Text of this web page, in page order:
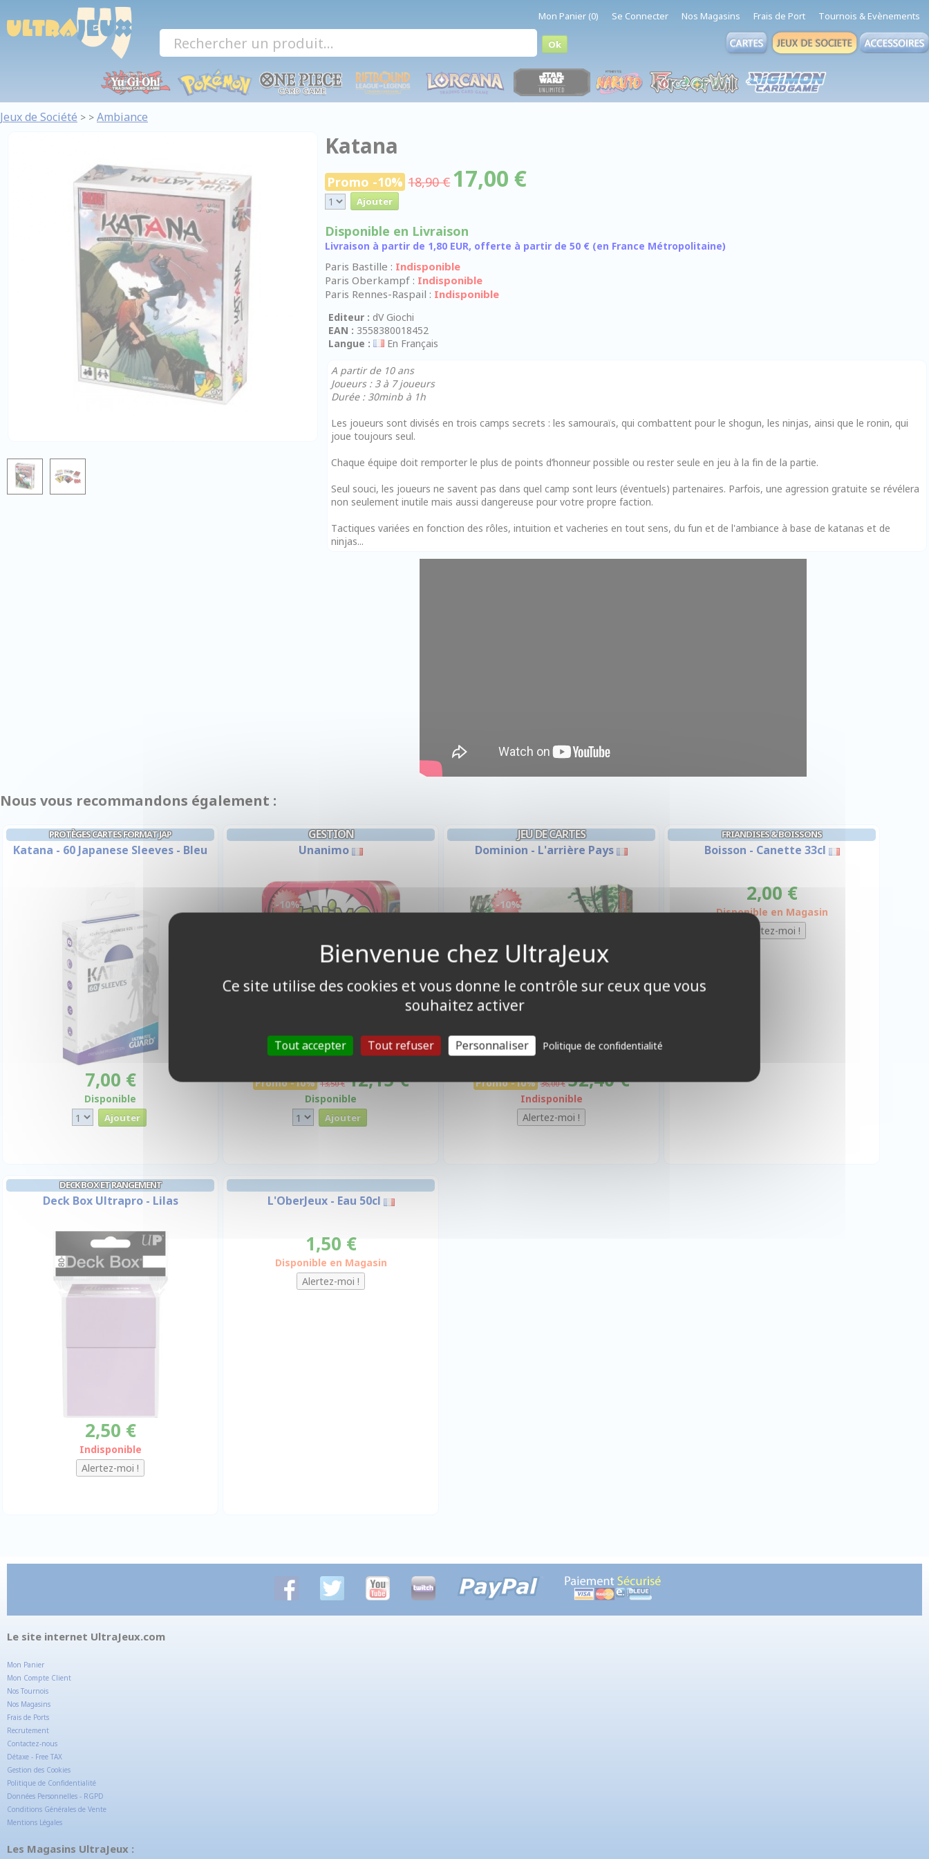
Mon Panier (0) Se Connecter Nos Magasins Frais de Port Tournois & Evènements
Jeux de Société > > Ambiance
Katana
Promo -10% 18,90 € 17,00 €
Disponible en Livraison
Livraison à partir de 1,80 EUR, offerte à partir de 50 € (en France Métropolitaine)
Paris Bastille : Indisponible
Paris Oberkampf : Indisponible
Paris Rennes-Raspail : Indisponible
Editeur : dV Giochi
EAN : 3558380018452
Langue :
En Français
A partir de 10 ans
Joueurs : 3 à 7 joueurs
Durée : 30minb à 1h
Les joueurs sont divisés en trois camps secrets : les samouraïs, qui combattent pour le shogun, les ninjas, ainsi que le ronin, qui
joue toujours seul.
Chaque équipe doit remporter le plus de points d’honneur possible ou rester seule en jeu à la fin de la partie.
Seul souci, les joueurs ne savent pas dans quel camp sont leurs (éventuels) partenaires. Parfois, une agression gratuite se révélera
non seulement inutile mais aussi dangereuse pour votre propre faction.
Tactiques variées en fonction des rôles, intuition et vacheries en tout sens, du fun et de l'ambiance à base de katanas et de
ninjas...
Nous vous recommandons également :
PROTÈGES CARTES FORMAT JAP
Katana - 60 Japanese Sleeves - Bleu
7,00 €
Disponible
GESTION
Unanimo
-10%
Promo -10% 13,50 € 12,15 €
Disponible
JEU DE CARTES
Dominion - L'arrière Pays
-10%
Promo -10% 36,00 € 32,40 €
Indisponible
FRIANDISES & BOISSONS
Boisson - Canette 33cl
2,00 €
Disponible en Magasin
DECK BOX ET RANGEMENT
Deck Box Ultrapro - Lilas
2,50 €
Indisponible
L'OberJeux - Eau 50cl
1,50 €
Disponible en Magasin
Le site internet UltraJeux.com
Mon Panier
Mon Compte Client
Nos Tournois
Nos Magasins
Frais de Ports
Recrutement
Contactez-nous
Détaxe - Free TAX
Gestion des Cookies
Politique de Confidentialité
Données Personnelles - RGPD
Conditions Générales de Vente
Mentions Légales
Les Magasins UltraJeux :
Panneau de gestion des cookies
Ce site utilise des cookies et vous donne le contrôle sur ceux que vous
souhaitez activer
Tout accepter Tout refuser Personnaliser Politique de confidentialité